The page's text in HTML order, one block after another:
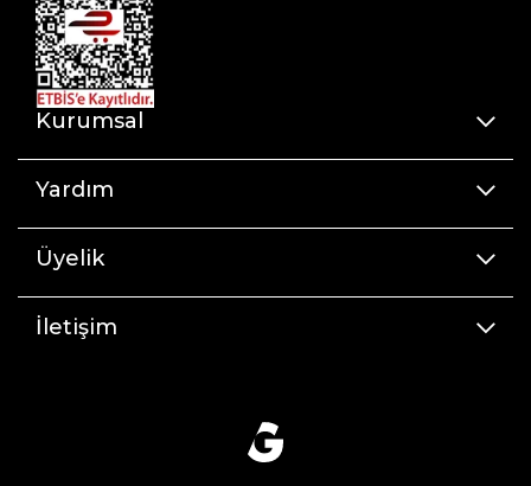
Kurumsal
Yardım
Üyelik
İletişim